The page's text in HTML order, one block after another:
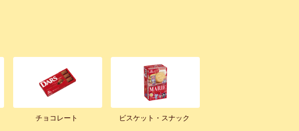
チョコレート ビスケット・スナック